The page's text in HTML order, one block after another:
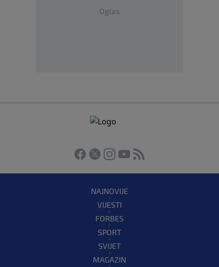
Oglas
NAJNOVIJE
VIJESTI
FORBES
SPORT
SVIJET
MAGAZIN